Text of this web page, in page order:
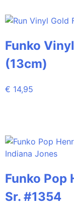
Funko
(13cm)
€ 14,95
Funko Pop
Sr. #1354